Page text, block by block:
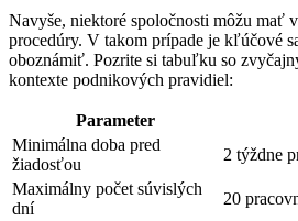
Navyše, niektoré spoločnosti môžu mať
procedúry. V takom prípade je kľúčové
oboznámiť. Pozrite si tabuľku so
kontexte podnikových pravidiel:
Parameter
Minimálna doba pred
žiadosťou
2 týždne
Maximálny počet súvislých
dní
20